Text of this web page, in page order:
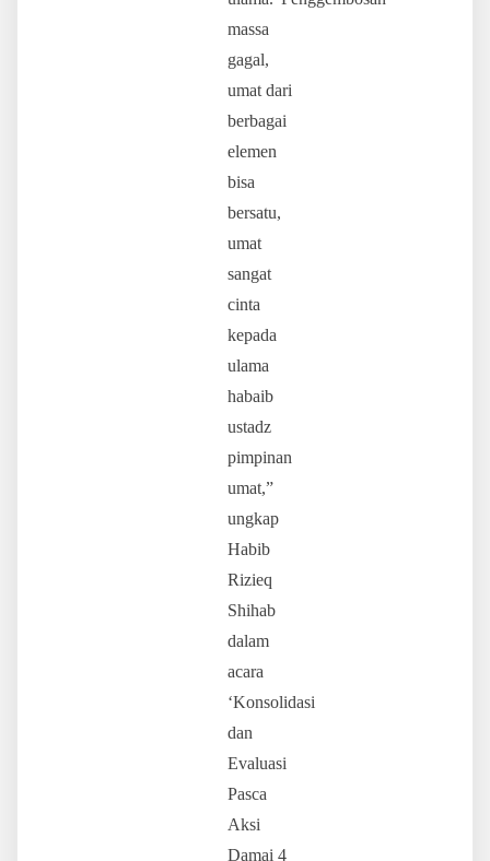
massa
gagal,
umat dari
berbagai
elemen
bisa
bersatu,
umat
sangat
cinta
kepada
ulama
habaib
ustadz
pimpinan
umat,”
ungkap
Habib
Rizieq
Shihab
dalam
acara
‘Konsolidasi
dan
Evaluasi
Pasca
Aksi
Damai 4